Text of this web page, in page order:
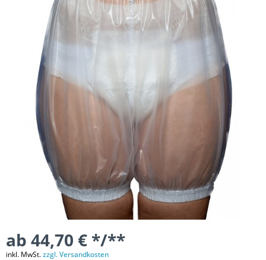
ab 44,70 € */**
inkl. MwSt.zzgl. Versandkosten